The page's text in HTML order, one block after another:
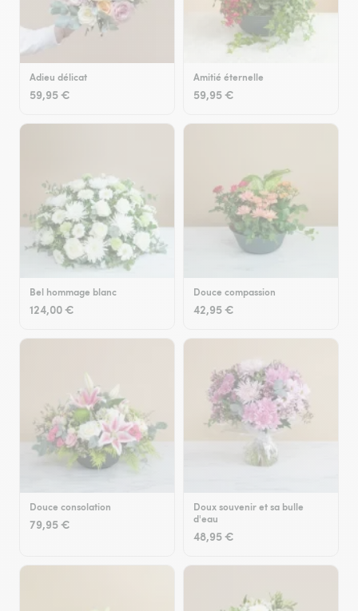
Adieu délicat
59,95 €
Amitié éternelle
59,95 €
Bel hommage blanc
124,00 €
Douce compassion
42,95 €
Douce consolation
79,95 €
Doux souvenir et sa bulle
d'eau
48,95 €